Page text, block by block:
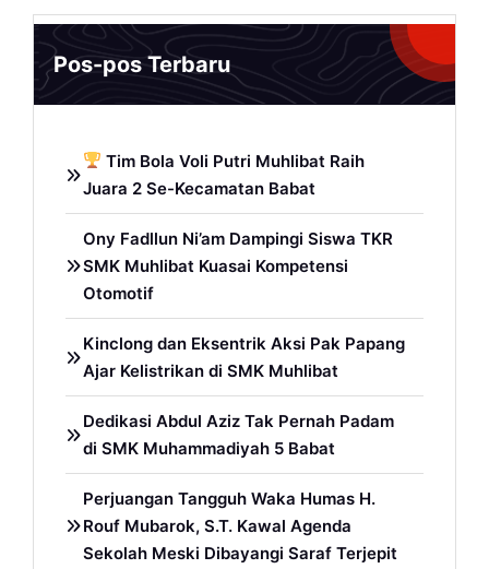
Pos-pos Terbaru
Tim Bola Voli Putri Muhlibat Raih
Juara 2 Se-Kecamatan Babat
Ony Fadllun Ni’am Dampingi Siswa TKR
SMK Muhlibat Kuasai Kompetensi
Otomotif
Kinclong dan Eksentrik Aksi Pak Papang
Ajar Kelistrikan di SMK Muhlibat
Dedikasi Abdul Aziz Tak Pernah Padam
di SMK Muhammadiyah 5 Babat
Perjuangan Tangguh Waka Humas H.
Rouf Mubarok, S.T. Kawal Agenda
Sekolah Meski Dibayangi Saraf Terjepit